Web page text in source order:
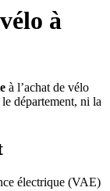
à
à l’achat de vélo
département, ni la
électrique (VAE)